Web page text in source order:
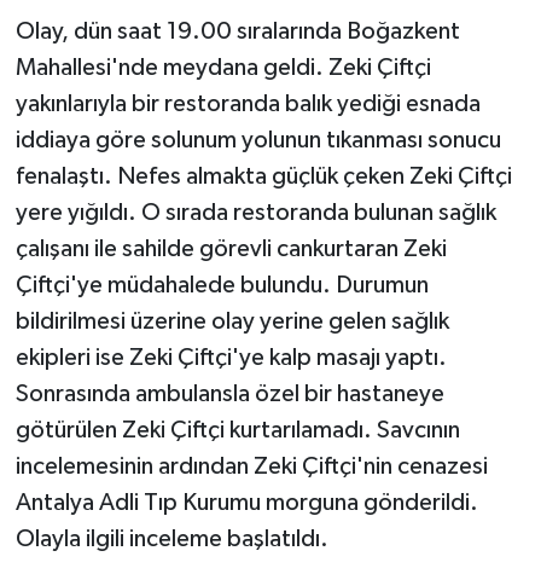
Olay, dün saat 19.00 sıralarında Boğazkent
Mahallesi'nde meydana geldi. Zeki Çiftçi
yakınlarıyla bir restoranda balık yediği esnada
iddiaya göre solunum yolunun tıkanması sonucu
fenalaştı. Nefes almakta güçlük çeken Zeki Çiftçi
yere yığıldı. O sırada restoranda bulunan sağlık
çalışanı ile sahilde görevli cankurtaran Zeki
Çiftçi'ye müdahalede bulundu. Durumun
bildirilmesi üzerine olay yerine gelen sağlık
ekipleri ise Zeki Çiftçi'ye kalp masajı yaptı.
Sonrasında ambulansla özel bir hastaneye
götürülen Zeki Çiftçi kurtarılamadı. Savcının
incelemesinin ardından Zeki Çiftçi'nin cenazesi
Antalya Adli Tıp Kurumu morguna gönderildi.
Olayla ilgili inceleme başlatıldı.
Televizyon
Yaşam